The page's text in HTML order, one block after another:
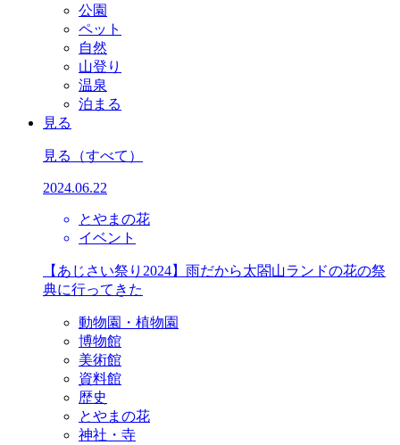
公園
ペット
自然
山登り
温泉
泊まる
見る
見る （すべて）
2024.06.22
とやまの花
イベント
【あじさい祭り2024】雨だから太閤山ランドの花の祭
典に行ってきた
動物園・植物園
博物館
美術館
資料館
歴史
とやまの花
神社・寺